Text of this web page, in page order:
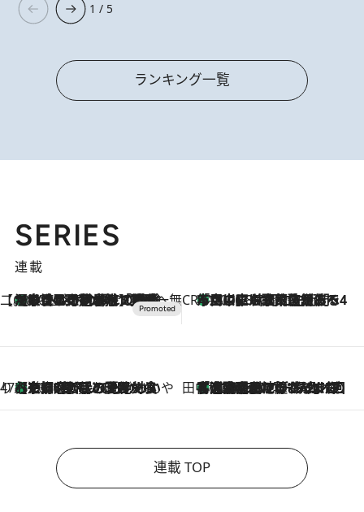
1 / 5
ランキング一覧
SERIES
連載
【CREA×星野リゾート】唯一無二。癒しと発見が待つ場所へ
2026.8.7
【トンボの足水浴】ヒノキの香りに包まれて涼感マックス！約13℃の湧水かけ流しを避暑地「星野温泉 トンボの湯」で体験 CREA'S CHOICE
2026.8.7
「立川にも歌舞伎があるんだよ」 片岡仁左衛門・市川中車ら豪華座組みで4年目の立川立飛歌舞伎へ
47都道府県の手みやげ ひんやりスイーツで夏を満喫
2026.8.7
【京都府】この夏絶対食べたい 冷やしておいしいおやつ3選 ひと口目から心を掴む新緑のテリーヌ 田中稲の勝手に再ブーム
2026.8.7
「湘南乃風に憧れて」観客大盛上がりの“タオル回し”に、ラッパー顔負けの高速歌唱まで…さだまさし（74）のアグレッシブすぎる現在地
連載 TOP